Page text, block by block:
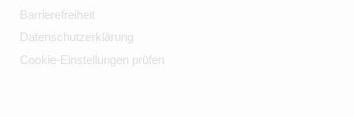
Barrierefreiheit
Datenschutzerklärung
Cookie-Einstellungen prüfen